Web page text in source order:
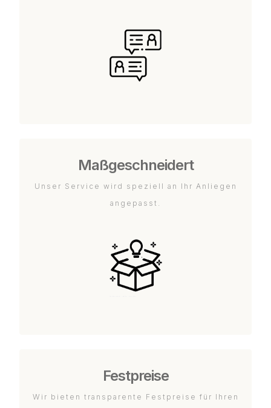
Maßgeschneidert
Unser Service wird speziell an Ihr Anliegen
angepasst.
Festpreise
Wir bieten transparente Festpreise für Ihren